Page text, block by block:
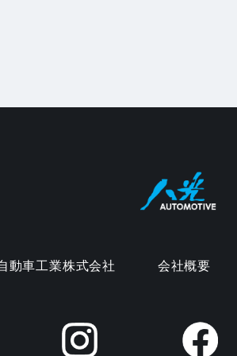
動車工業株式会社 会社概要